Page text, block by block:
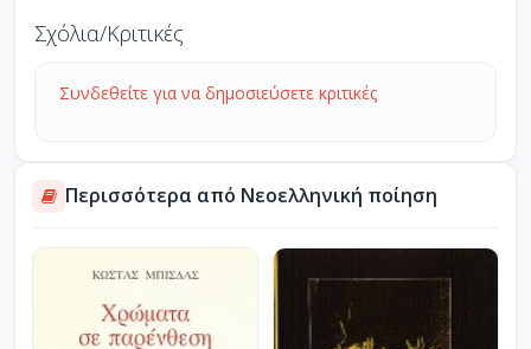
Σχόλια/Κριτικές
Συνδεθείτε για να δημοσιεύσετε κριτικές
Περισσότερα από Νεοελληνική ποίηση